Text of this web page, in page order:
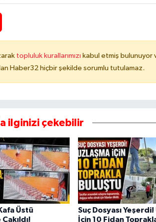
topluluk kurallarımızı kabul etmiş bulunuyor
Haber32 hiçbir şekilde sorumlu tutulamaz.
ilginizi çekebilir
Üstü
Suç Dosyası
İçin 10 Fidan